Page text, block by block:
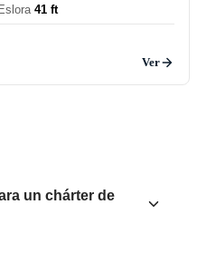
41 ft
Ver
un chárter de